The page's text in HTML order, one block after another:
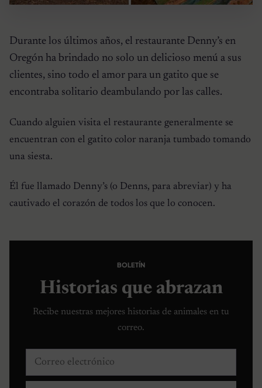
Durante los últimos años, el restaurante Denny’s en
Oregón ha brindado no solo un delicioso menú a sus
clientes, sino todo el amor para un gatito que se
encontraba solitario deambulando por las calles.
Cuando alguien visita el restaurante generalmente se
encuentran con el gatito color naranja tumbado tomando
una siesta.
Él fue llamado Denny’s (o Denns, para abreviar) y ha
cautivado el corazón de todos los que lo conocen.
BOLETÍN
Historias que abrazan
Recibe nuestras mejores historias de animales en tu
correo.
Correo electrónico